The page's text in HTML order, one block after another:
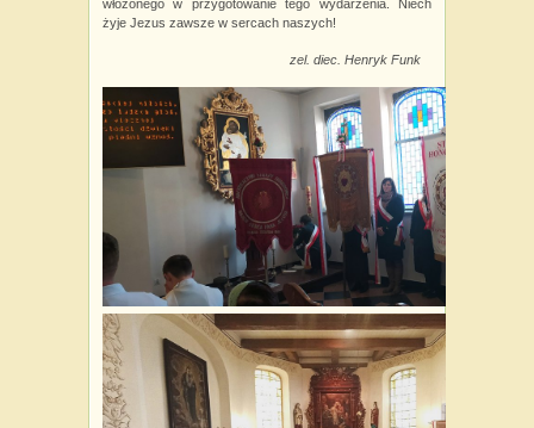
włożonego w przygotowanie tego wydarzenia. Niech
żyje Jezus zawsze w sercach naszych!
zel. diec. Henryk Funk